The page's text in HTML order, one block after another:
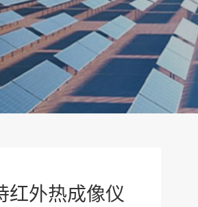
外热成像仪